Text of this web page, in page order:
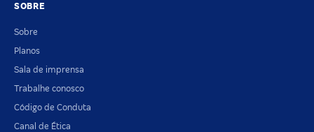
SOBRE
Sobre
Planos
Sala de imprensa
Trabalhe conosco
Código de Conduta
Canal de Ética